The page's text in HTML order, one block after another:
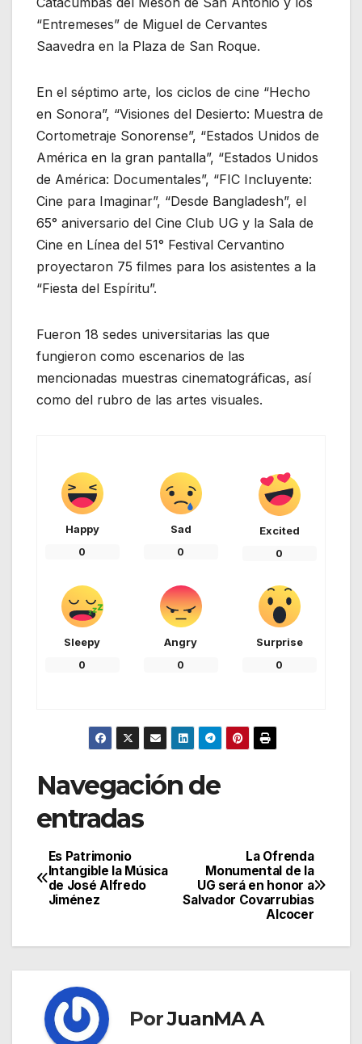
“Entremeses” de Miguel de Cervantes
Saavedra en la Plaza de San Roque.
En el séptimo arte, los ciclos de cine “Hecho
en Sonora”, “Visiones del Desierto: Muestra de
Cortometraje Sonorense”, “Estados Unidos de
América en la gran pantalla”, “Estados Unidos
de América: Documentales”, “FIC Incluyente:
Cine para Imaginar”, “Desde Bangladesh”, el
65° aniversario del Cine Club UG y la Sala de
Cine en Línea del 51° Festival Cervantino
proyectaron 75 filmes para los asistentes a la
“Fiesta del Espíritu”.
Fueron 18 sedes universitarias las que
fungieron como escenarios de las
mencionadas muestras cinematográficas, así
como del rubro de las artes visuales.
Happy
0
Sad
0
Excited
0
Sleepy
0
Angry
0
Surprise
0
Navegación de
entradas
La Ofrenda
Monumental de la
UG será en honor a
Salvador Covarrubias
Alcocer
Es Patrimonio
Intangible la Música
de José Alfredo
Jiménez
PorJuanMA A